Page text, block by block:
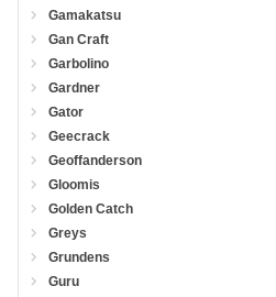
Gamakatsu
Gan Craft
Garbolino
Gardner
Gator
Geecrack
Geoffanderson
Gloomis
Golden Catch
Greys
Grundens
Guru